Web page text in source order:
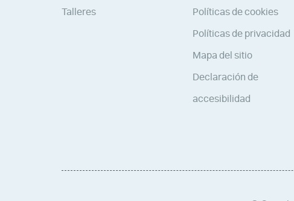
Talleres Políticas de cookies
Políticas de privacidad
Mapa del sitio
Declaración de
accesibilidad